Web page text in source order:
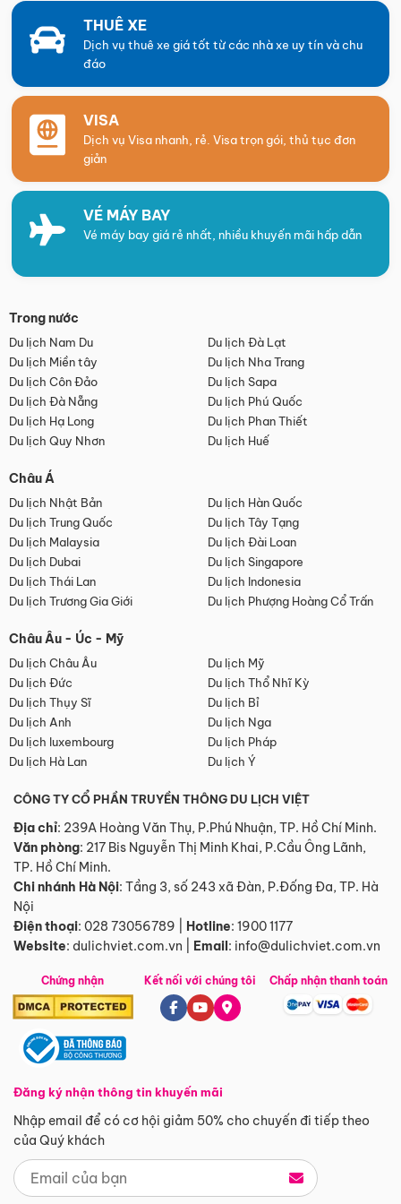
THUÊ XE
Dịch vụ thuê xe giá tốt từ các nhà xe uy tín và chu
đáo
VISA
Dịch vụ Visa nhanh, rẻ. Visa trọn gói, thủ tục đơn
giản
VÉ MÁY BAY
Vé máy bay giá rẻ nhất, nhiều khuyến mãi hấp dẫn
Trong nước
Du lịch Nam Du
Du lịch Đà Lạt
Du lịch Miền tây
Du lịch Nha Trang
Du lịch Côn Đảo
Du lịch Sapa
Du lịch Đà Nẵng
Du lịch Phú Quốc
Du lịch Hạ Long
Du lịch Phan Thiết
Du lịch Quy Nhơn
Du lịch Huế
Châu Á
Du lịch Nhật Bản
Du lịch Hàn Quốc
Du lịch Trung Quốc
Du lịch Tây Tạng
Du lịch Malaysia
Du lịch Đài Loan
Du lịch Dubai
Du lịch Singapore
Du lịch Thái Lan
Du lịch Indonesia
Du lịch Trương Gia Giới
Du lịch Phượng Hoàng Cổ Trấn
Châu Âu - Úc - Mỹ
Du lịch Châu Âu
Du lịch Mỹ
Du lịch Đức
Du lịch Thổ Nhĩ Kỳ
Du lịch Thụy Sĩ
Du lịch Bỉ
Du lịch Anh
Du lịch Nga
Du lịch luxembourg
Du lịch Pháp
Du lịch Hà Lan
Du lịch Ý
CÔNG TY CỔ PHẦN TRUYỀN THÔNG DU LỊCH VIỆT
Địa chỉ: 239A Hoàng Văn Thụ, P.Phú Nhuận, TP. Hồ Chí Minh.
Văn phòng: 217 Bis Nguyễn Thị Minh Khai, P.Cầu Ông Lãnh,
TP. Hồ Chí Minh.
Chi nhánh Hà Nội: Tầng 3, số 243 xã Đàn, P.Đống Đa, TP. Hà
Nội
Điện thoại: 028 73056789 Hotline: 1900 1177
Website: dulichviet.com.vn Email: info@dulichviet.com.vn
Chứng nhận
Đăng ký nhận thông tin khuyến mãi
Nhập email để có cơ hội giảm 50% cho chuyến đi tiếp theo
của Quý khách
Kết nối với chúng tôi Chấp nhận thanh toán